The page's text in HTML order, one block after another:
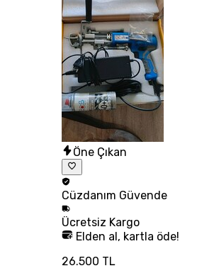
Öne Çıkan
Cüzdanım Güvende
Ücretsiz Kargo
Elden al, kartla öde!
26.500 TL